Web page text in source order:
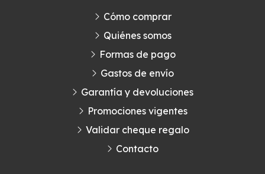
Cómo comprar
Quiénes somos
Formas de pago
Gastos de envío
Garantía y devoluciones
Promociones vigentes
Validar cheque regalo
Contacto